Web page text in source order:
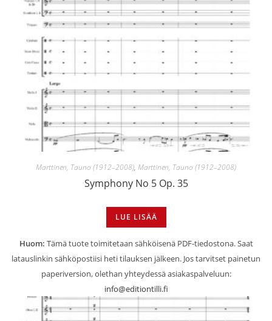
Marttinen, Tauno (1912–2008), Marttinen, Tauno (1912–2008)
Symphony No 5 Op. 35
LUE LISÄÄ
Huom: Tämä tuote toimitetaan sähköisenä PDF-tiedostona. Saat
latauslinkin sähköpostiisi heti tilauksen jälkeen. Jos tarvitset painetun
paperiversion, olethan yhteydessä asiakaspalveluun:
info@editiontilli.fi